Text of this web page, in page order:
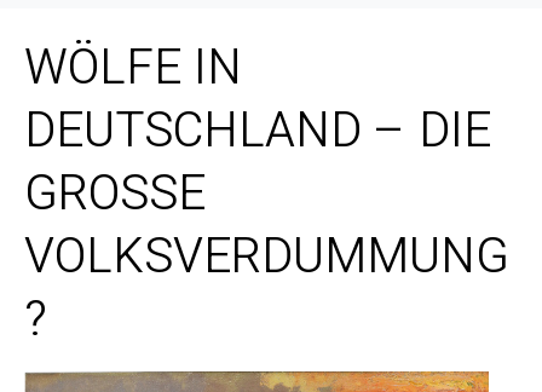
WÖLFE IN
DEUTSCHLAND – DIE
GROSSE
VOLKSVERDUMMUNG
?